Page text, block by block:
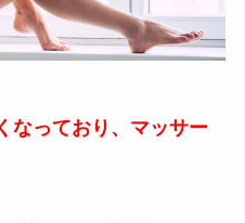
なっており、マッサー